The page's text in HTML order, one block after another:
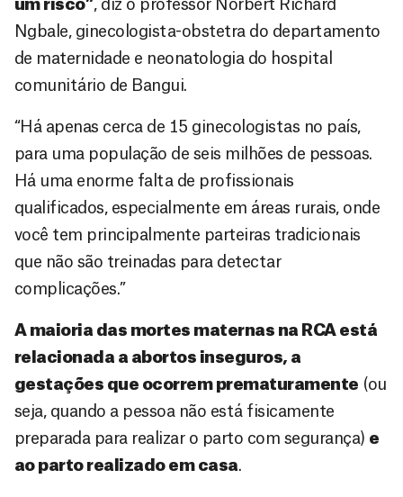
um risco”, diz o professor Norbert Richard
Ngbale, ginecologista-obstetra do departamento
de maternidade e neonatologia do hospital
comunitário de Bangui.
“Há apenas cerca de 15 ginecologistas no país,
para uma população de seis milhões de pessoas.
Há uma enorme falta de profissionais
qualificados, especialmente em áreas rurais, onde
você tem principalmente parteiras tradicionais
que não são treinadas para detectar
complicações.”
A maioria das mortes maternas na RCA está
relacionada a abortos inseguros, a
gestações que ocorrem prematuramente (ou
seja, quando a pessoa não está fisicamente
preparada para realizar o parto com segurança) e
ao parto realizado em casa.